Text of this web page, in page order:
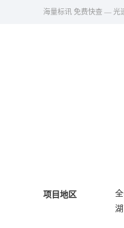
海量标讯 免费快查 — 光
项目地区